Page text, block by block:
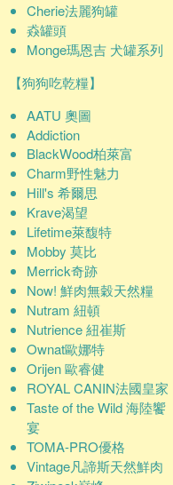
Cherie法麗狗罐
猋罐頭
Monge瑪恩吉 犬罐系列
【狗狗吃乾糧】
AATU 奧圖
Addiction
BlackWood柏萊富
Charm野性魅力
Hill's 希爾思
Krave渴望
Lifetime萊馥特
Mobby 莫比
Merrick奇跡
Now! 鮮肉無穀天然糧
Nutram 紐頓
Nutrience 紐崔斯
Ownat歐娜特
Orijen 歐睿健
ROYAL CANIN法國皇家
Taste of the Wild 海陸饗
宴
TOMA-PRO優格
Vintage凡諦斯天然鮮肉